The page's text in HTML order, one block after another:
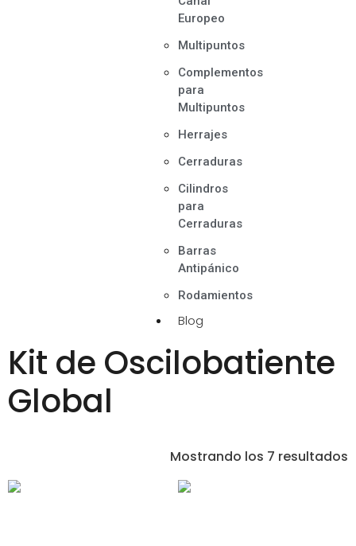
Europeo
Multipuntos
Complementos
para
Multipuntos
Herrajes
Cerraduras
Cilindros
para
Cerraduras
Barras
Antipánico
Rodamientos
Blog
Kit de Oscilobatiente
Global
Mostrando los 7 resultados